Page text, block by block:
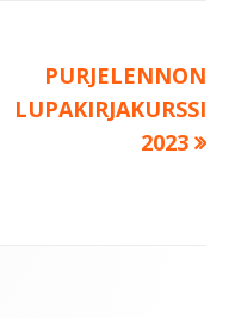
Seuraava:
PURJELENNON
LUPAKIRJAKURSSI
2023